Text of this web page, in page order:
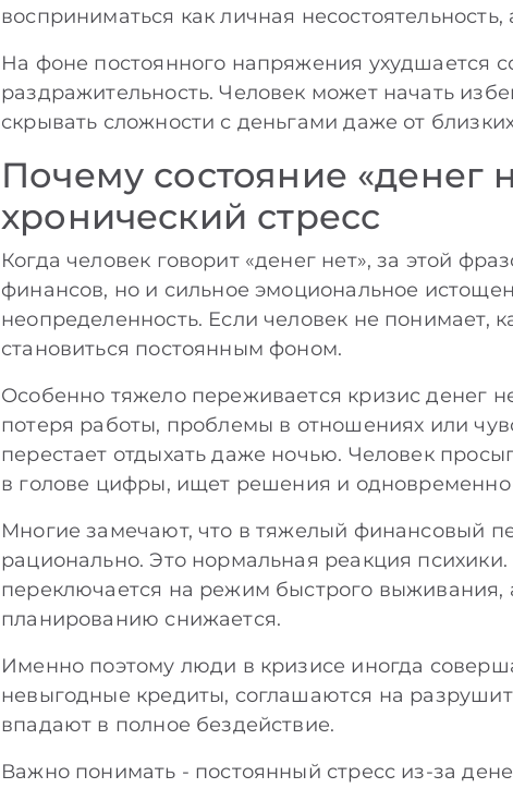
восприниматься как личная
На фоне постоянного напряжения ухудшается
раздражительность. Человек может начать
скрывать сложности с деньгами даже от
Почему состояние «денег
хронический стресс
Когда человек говорит «денег нет», за этой
финансов, но и сильное эмоциональное
неопределенность. Если человек не понимает,
становиться постоянным фоном.
Особенно тяжело переживается кризис денег
потеря работы, проблемы в отношениях или
перестает отдыхать даже ночью. Человек
в голове цифры, ищет решения и одновременно
Многие замечают, что в тяжелый финансовый
рационально. Это нормальная реакция
переключается на режим быстрого выживания,
планированию снижается.
Именно поэтому люди в кризисе иногда
невыгодные кредиты, соглашаются на
впадают в полное бездействие.
Важно понимать - постоянный стресс из-за